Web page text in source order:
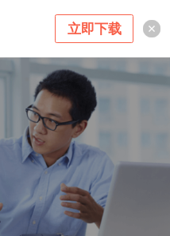
立即下载